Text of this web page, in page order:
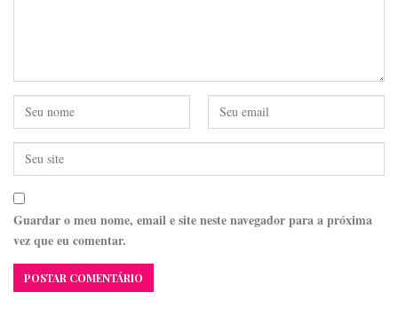
Guardar o meu nome, email e site neste navegador para a próxima
vez que eu comentar.